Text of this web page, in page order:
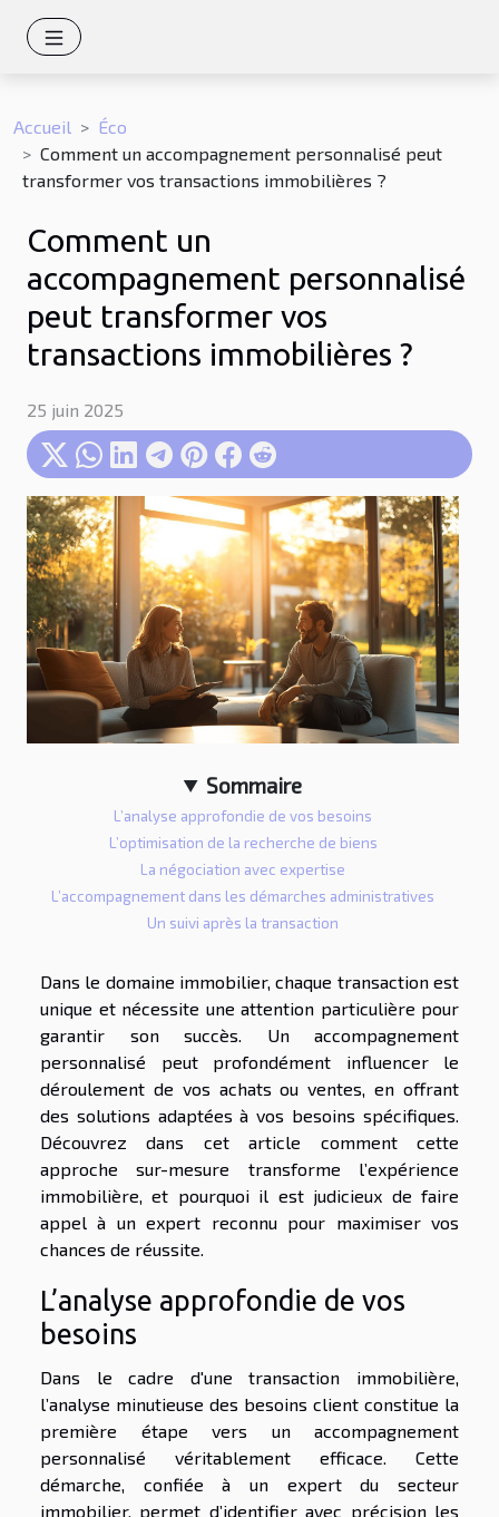
Accueil
Éco
Comment un accompagnement personnalisé peut
transformer vos transactions immobilières ?
Comment un
accompagnement personnalisé
peut transformer vos
transactions immobilières ?
25 juin 2025
Sommaire
L’analyse approfondie de vos besoins
L’optimisation de la recherche de biens
La négociation avec expertise
L’accompagnement dans les démarches administratives
Un suivi après la transaction
Dans le domaine immobilier, chaque transaction est
unique et nécessite une attention particulière pour
garantir son succès. Un accompagnement
personnalisé peut profondément influencer le
déroulement de vos achats ou ventes, en offrant
des solutions adaptées à vos besoins spécifiques.
Découvrez dans cet article comment cette
approche sur-mesure transforme l’expérience
immobilière, et pourquoi il est judicieux de faire
appel à un expert reconnu pour maximiser vos
chances de réussite.
L’analyse approfondie de vos
besoins
Dans le cadre d'une transaction immobilière,
l’analyse minutieuse des besoins client constitue la
première étape vers un accompagnement
personnalisé véritablement efficace. Cette
démarche, confiée à un expert du secteur
immobilier, permet d’identifier avec précision les